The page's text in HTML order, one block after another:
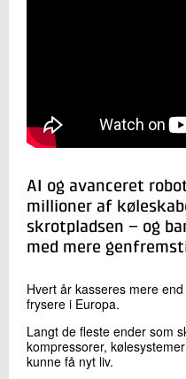
Send e-mail
LinkedIn
Skriv til mig
AI og avanceret
millioner af
skrotpladsen − og
med mere
Hvert år kasseres mere
frysere i Europa.
Langt de fleste ender som
kompressorer,
kunne få nyt liv.